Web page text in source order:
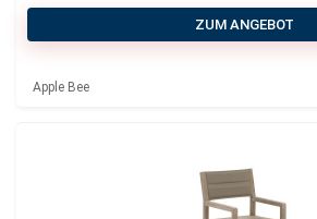
ZUM ANGEBOT
Apple Bee